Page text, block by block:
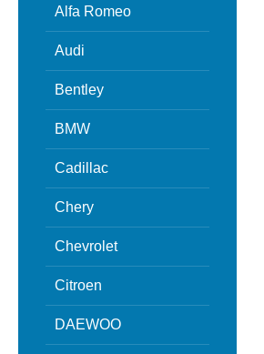
Alfa Romeo
Audi
Bentley
BMW
Cadillac
Chery
Chevrolet
Citroen
DAEWOO